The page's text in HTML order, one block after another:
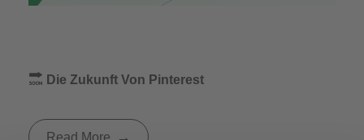
Die Zukunft Von Pinterest
Read More